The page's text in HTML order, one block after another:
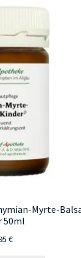
Myrte-
50ml
€